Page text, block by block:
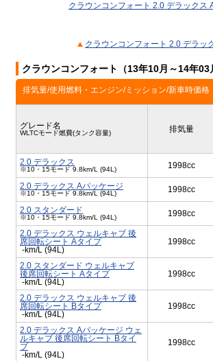
クラウンコンフォート 2.0 デラックス
クラウンコンフォート 2.0 デラッ
クラウンコンフォート（13年10月～14年
排気量/使用燃料・エンジン/ミッション/新車時価格
グレード名
WLTCモード燃費(タンク容量) 排気量
2.0 デラックス
※10・15モード 9.8km/L (94L) 1998cc
2.0 デラックス Aパッケージ
※10・15モード 9.8km/L (94L) 1998cc
2.0 スタンダード
※10・15モード 9.8km/L (94L) 1998cc
2.0 デラックス ウェルキャブ 後
席回転シート Aタイプ
-km/L (94L)
1998cc
2.0 スタンダード ウェルキャブ
後席回転シート Aタイプ
-km/L (94L)
1998cc
2.0 デラックス ウェルキャブ 後
席回転シート Bタイプ
-km/L (94L)
1998cc
2.0 デラックス Aパッケージ ウェ
ルキャブ 後席回転シート Bタイ
プ
-km/L (94L)
1998cc